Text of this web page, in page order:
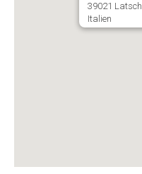
39021 Latsch
Italien